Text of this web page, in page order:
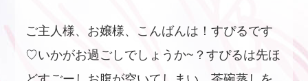
ご主人様、お嬢様、こんばんは！すぴるです
♡いかがお過ごしでしょうか~？すぴるは先ほ